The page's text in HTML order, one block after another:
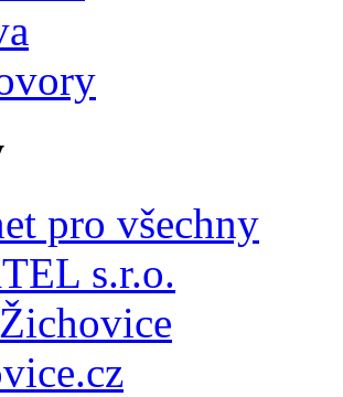
pro všechny
s.r.o.